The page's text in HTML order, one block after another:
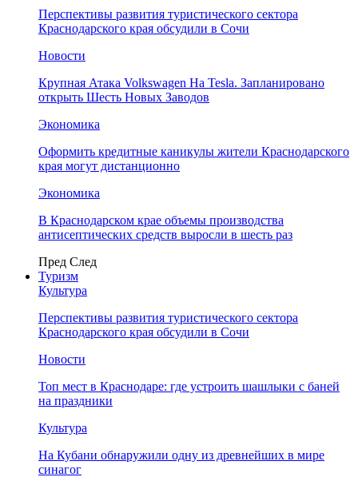
Перспективы развития туристического сектора
Краснодарского края обсудили в Сочи
Новости
Крупная Атака Volkswagen На Tesla. Запланировано
открыть Шесть Новых Заводов
Экономика
Оформить кредитные каникулы жители Краснодарского
края могут дистанционно
Экономика
В Краснодарском крае объемы производства
антисептических средств выросли в шесть раз
Пред След
Туризм
Культура
Перспективы развития туристического сектора
Краснодарского края обсудили в Сочи
Новости
Топ мест в Краснодаре: где устроить шашлыки с баней
на праздники
Культура
На Кубани обнаружили одну из древнейших в мире
синагог